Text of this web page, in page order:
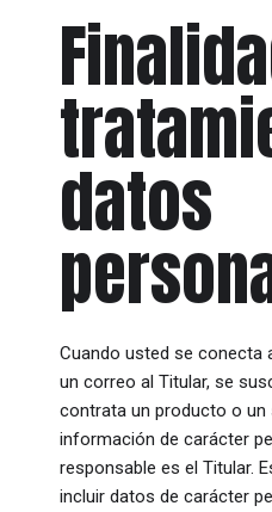
datos
Cuando usted se conecta
un correo al Titular, se
contrata un producto o
información de carácter
responsable es el Titular.
incluir datos de carácter